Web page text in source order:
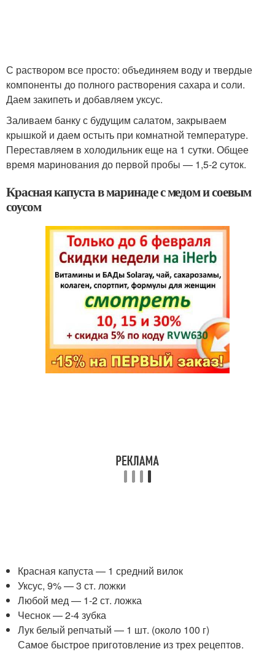
С раствором все просто: объединяем воду и твердые
компоненты до полного растворения сахара и соли.
Даем закипеть и добавляем уксус.
Заливаем банку с будущим салатом, закрываем
крышкой и даем остыть при комнатной температуре.
Переставляем в холодильник еще на 1 сутки. Общее
время маринования до первой пробы — 1,5-2 суток.
Красная капуста в маринаде с медом и соевым
соусом
Красная капуста — 1 средний вилок
Уксус, 9% — 3 ст. ложки
Любой мед — 1-2 ст. ложка
Чеснок — 2-4 зубка
Лук белый репчатый — 1 шт. (около 100 г)
Самое быстрое приготовление из трех рецептов.